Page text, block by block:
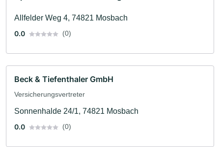
Allfelder Weg 4, 74821 Mosbach
0.0
(0)
Beck & Tiefenthaler GmbH
Versicherungsvertreter
Sonnenhalde 24/1, 74821 Mosbach
0.0
(0)